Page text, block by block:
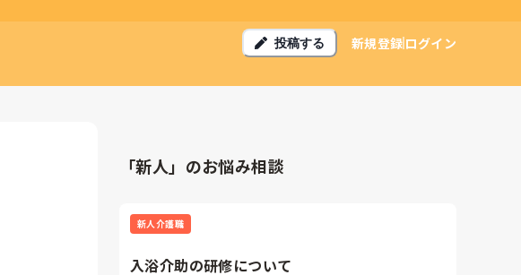
投稿する 新規登録ログイン
「新人」のお悩み相談
新人介護職
入浴介助の研修について